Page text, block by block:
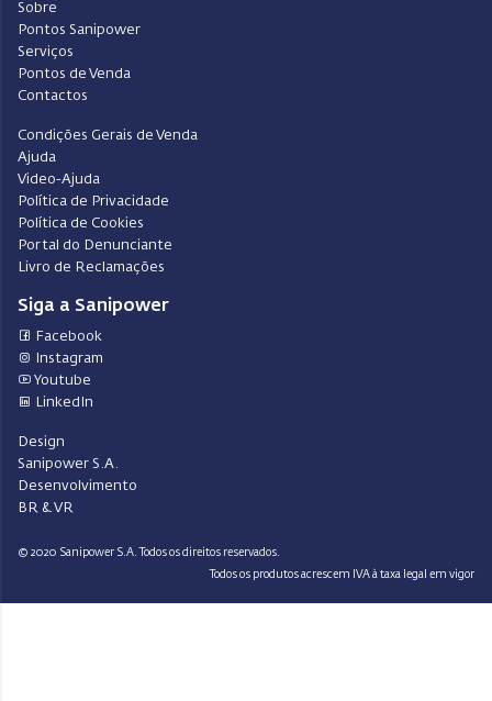
Sobre
Pontos Sanipower
Serviços
Pontos de Venda
Contactos
Condições Gerais de Venda
Ajuda
Video-Ajuda
Política de Privacidade
Política de Cookies
Portal do Denunciante
Livro de Reclamações
Siga a Sanipower
Facebook
Instagram
Youtube
LinkedIn
Design
Sanipower S.A.
Desenvolvimento
BR & VR
© 2020 Sanipower S.A. Todos os direitos reservados.
Todos os produtos acrescem IVA à taxa legal em vigor